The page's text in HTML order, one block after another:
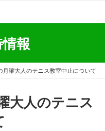
報
月曜大人のテニス教室中止について
大人のテニス